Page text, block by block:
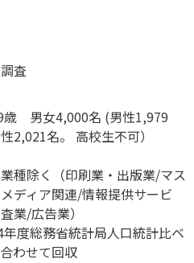
メールマガジン
「SSFニュース」
情報保護方針
シャルメディア運営方針
づくり
査
歳 男女4,000名 (男性1,979
2,021名。 高校生不可）
種除く（印刷業・出版業/マス
ディア関連/情報提供サービ
業/広告業）
度総務省統計局人口統計比ベ
わせて回収